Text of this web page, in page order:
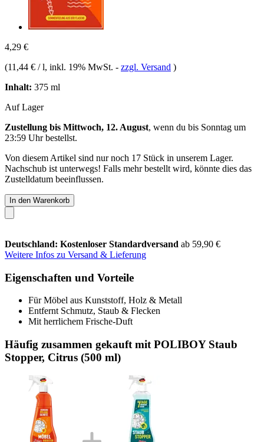
4,29 €
(11,44 € / l, inkl. 19% MwSt. - zzgl. Versand )
Inhalt: 375 ml
Auf Lager
Zustellung bis Mittwoch, 12. August, wenn du bis Sonntag um
23:59 Uhrbestellst.
Von diesem Artikel sind nur noch 17 Stück in unserem Lager.
Nachschub ist unterwegs! Falls mehr bestellt wird, könnte dies das
Zustelldatum beeinflussen.
In den Warenkorb
Deutschland: Kostenloser Standardversand ab 59,90 €
Weitere Infos zu Versand & Lieferung
Eigenschaften und Vorteile
Für Möbel aus Kunststoff, Holz & Metall
Entfernt Schmutz, Staub & Flecken
Mit herrlichem Frische-Duft
Häufig zusammen gekauft mit POLIBOY Staub
Stopper, Citrus (500 ml)